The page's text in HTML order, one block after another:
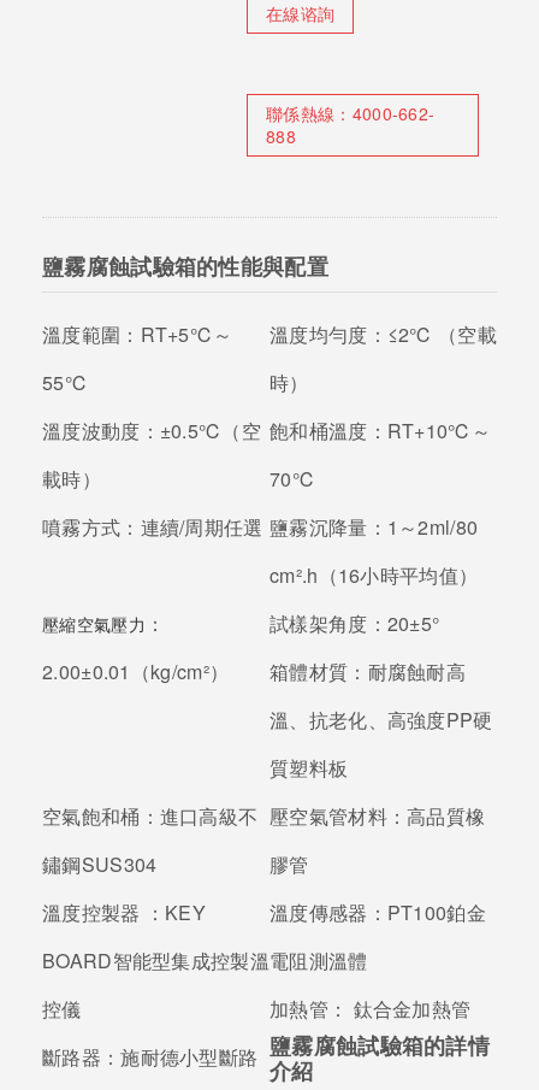
在線谘詢
聯係熱線： 4000-662-
888
鹽霧腐蝕試驗箱的性能與配置
溫度範圍： RT+5℃～
55℃
溫度均勻度： ≤2℃ （空載
時）
溫度波動度： ±0.5℃（空
載時）
飽和桶溫度： RT+10℃～
70℃
噴霧方式： 連續/周期任選 鹽霧沉降量： 1～2ml/80
cm².h（16小時平均值）
壓縮空氣壓力 ：
2.00±0.01（kg/cm²）
試樣架角度： 20±5°
箱體材質： 耐腐蝕耐高
溫、抗老化、高強度PP硬
質塑料板
空氣飽和桶： 進口高級不
鏽鋼SUS304
壓空氣管材料：高品質橡
膠管
溫度控製器 ： KEY
BOARD智能型集成控製溫
控儀
溫度傳感器： PT100鉑金
電阻測溫體
加熱管： 鈦合金加熱管
斷路器：施耐德小型斷路 鹽霧腐蝕試驗箱的詳情
介紹